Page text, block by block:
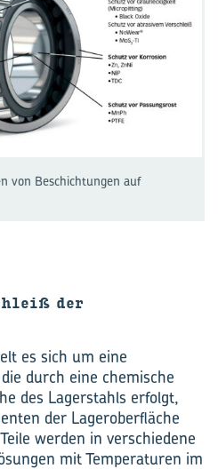
von Beschichtungen auf
der
es sich um eine
durch eine chemische
des Lagerstahls erfolgt,
der Lageroberfläche
werden in verschiedene
mit Temperaturen im